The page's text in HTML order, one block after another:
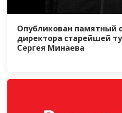
Опубликован памятный
директора старейшей
Сергея Минаева